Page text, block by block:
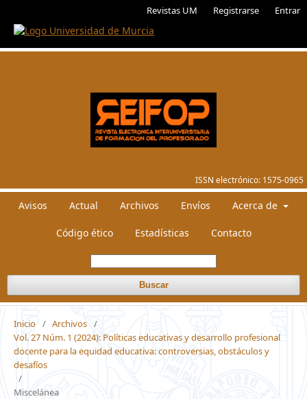
Revistas UM Registrarse Entrar
ISSN electrónico: 1575-0965
Avisos Actual Archivos Envíos Acerca de
Código ético Estadísticas Contacto
Buscar
Inicio / Archivos /
Vol. 27 Núm. 1 (2024): Políticas educativas y desarrollo profesional
docente para la equidad educativa: controversias, obstáculos y
desafíos
/
Miscelánea